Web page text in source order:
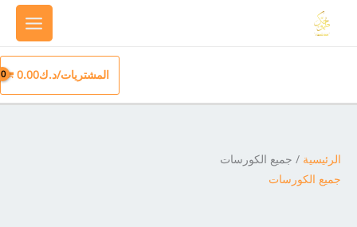
المشتريات/د.ك0.00
الرئيسية/ جميع الكورسات
جميع الكورسات